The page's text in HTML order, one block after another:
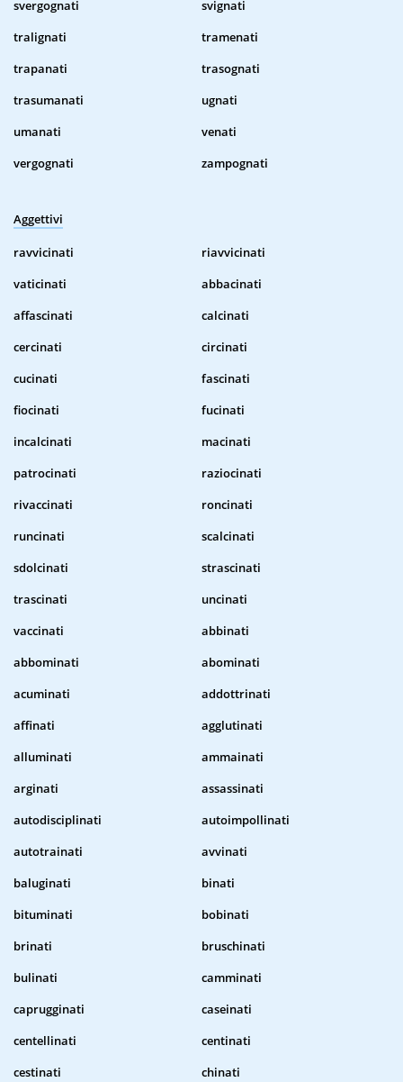
svergognati
svignati
tralignati
tramenati
trapanati
trasognati
trasumanati
ugnati
umanati
venati
vergognati
zampognati
Aggettivi
ravvicinati
riavvicinati
vaticinati
abbacinati
affascinati
calcinati
cercinati
circinati
cucinati
fascinati
fiocinati
fucinati
incalcinati
macinati
patrocinati
raziocinati
rivaccinati
roncinati
runcinati
scalcinati
sdolcinati
strascinati
trascinati
uncinati
vaccinati
abbinati
abbominati
abominati
acuminati
addottrinati
affinati
agglutinati
alluminati
ammainati
arginati
assassinati
autodisciplinati
autoimpollinati
autotrainati
avvinati
baluginati
binati
bituminati
bobinati
brinati
bruschinati
bulinati
camminati
caprugginati
caseinati
centellinati
centinati
cestinati
chinati